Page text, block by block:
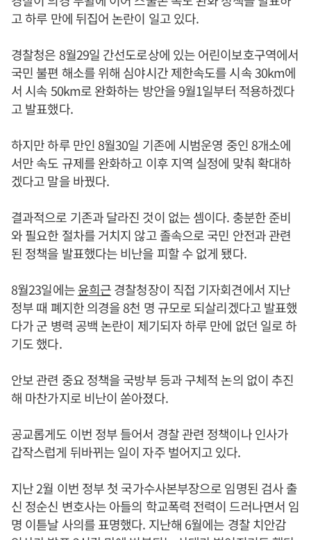
고 하루 만에 뒤집어 논란이 일고 있다.
경찰청은 8월29일 간선도로상에 있는 어린이보호구역에서
국민 불편 해소를 위해 심야시간 제한속도를 시속 30km에
서 시속 50km로 완화하는 방안을 9월1일부터 적용하겠다
고 발표했다.
하지만 하루 만인 8월30일 기존에 시범운영 중인 8개소에
서만 속도 규제를 완화하고 이후 지역 실정에 맞춰 확대하
겠다고 말을 바꿨다.
결과적으로 기존과 달라진 것이 없는 셈이다. 충분한 준비
와 필요한 절차를 거치지 않고 졸속으로 국민 안전과 관련
된 정책을 발표했다는 비난을 피할 수 없게 됐다.
8월23일에는윤희근경찰청장이 직접 기자회견에서 지난
정부 때 폐지한 의경을 8천 명 규모로 되살리겠다고 발표했
다가 군 병력 공백 논란이 제기되자 하루 만에 없던 일로 하
기도 했다.
안보 관련 중요 정책을 국방부 등과 구체적 논의 없이 추진
해 마찬가지로 비난이 쏟아졌다.
공교롭게도 이번 정부 들어서 경찰 관련 정책이나 인사가
갑작스럽게 뒤바뀌는 일이 자주 벌어지고 있다.
지난 2월 이번 정부 첫 국가수사본부장으로 임명된 검사 출
신 정순신 변호사는 아들의 학교폭력 전력이 드러나면서 임
명 이튿날 사의를 표명했다. 지난해 6월에는 경찰 치안감